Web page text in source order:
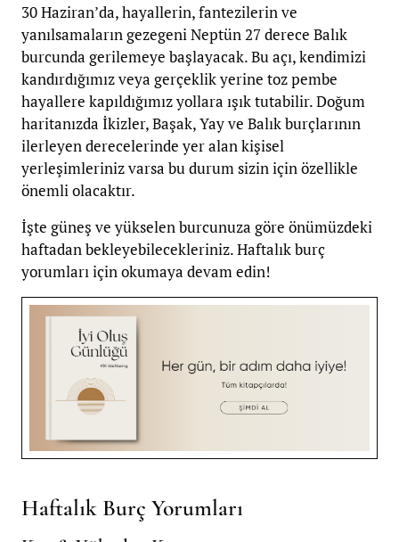
30 Haziran’da, hayallerin, fantezilerin ve
yanılsamaların gezegeni Neptün 27 derece Balık
burcunda gerilemeye başlayacak. Bu açı, kendimizi
kandırdığımız veya gerçeklik yerine toz pembe
hayallere kapıldığımız yollara ışık tutabilir. Doğum
haritanızda İkizler, Başak, Yay ve Balık burçlarının
ilerleyen derecelerinde yer alan kişisel
yerleşimleriniz varsa bu durum sizin için özellikle
önemli olacaktır.
İşte güneş ve yükselen burcunuza göre önümüzdeki
haftadan bekleyebilecekleriniz. Haftalık burç
yorumları için okumaya devam edin!
Haftalık Burç Yorumları